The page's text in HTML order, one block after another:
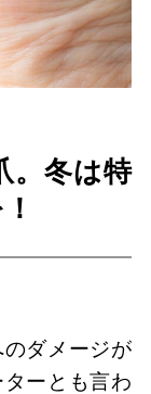
。冬は特
ダメージが
ーとも言わ